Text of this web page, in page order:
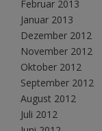
Februar 2013
Januar 2013
Dezember 2012
November 2012
Oktober 2012
September 2012
August 2012
Juli 2012